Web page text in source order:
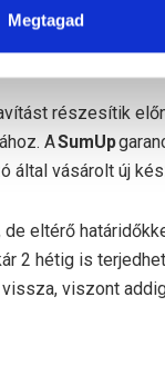
Megtagad
a kereskedő
részesítik
ASumUp
által vásárolt új
eltérő
2 hétig is
viszont